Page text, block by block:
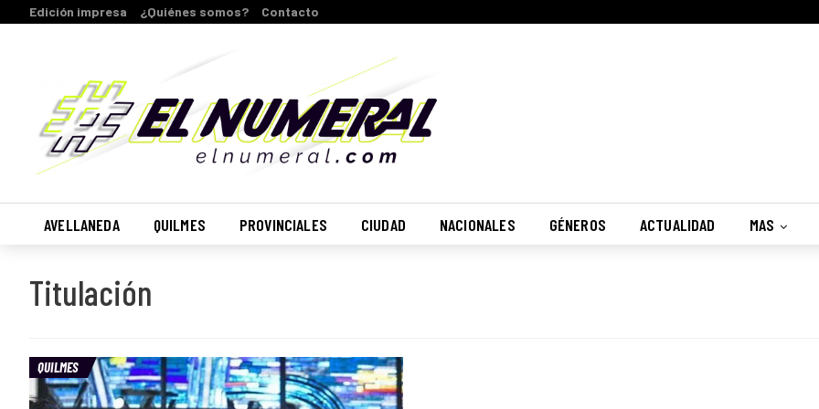
Edición impresa ¿Quiénes somos? Contacto
AVELLANEDA QUILMES PROVINCIALES CIUDAD NACIONALES GÉNEROS ACTUALIDAD MAS
Titulación
QUILMES